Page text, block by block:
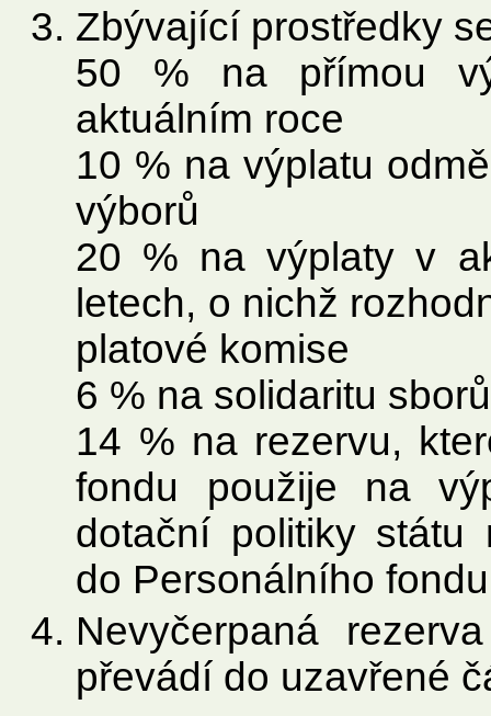
Zbývající prostředky
50 % na přímou
aktuálním roce
10 % na výplatu
výborů
20 % na výplaty v
letech, o nichž
platové komise
6 % na solidaritu sborů
14 % na rezervu,
fondu použije na
dotační politiky státu
do Personálního fondu
Nevyčerpaná
převádí do uzavřené